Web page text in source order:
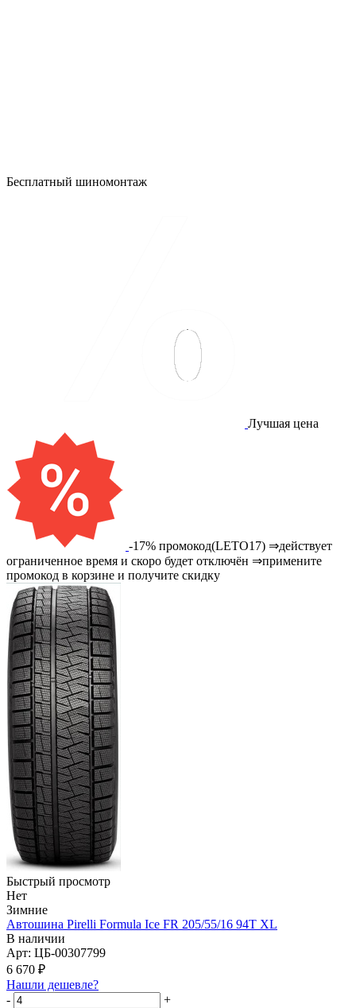
Бесплатный шиномонтаж
Лучшая цена
-17% промокод(LETO17) ⇒действует
ограниченное время и скоро будет отключён ⇒примените
промокод в корзине и получите скидку
Быстрый просмотр
Нет
Зимние
Автошина Pirelli Formula Ice FR 205/55/16 94T XL
В наличии
Арт: ЦБ-00307799
6 670 ₽
Нашли дешевле?
-
+